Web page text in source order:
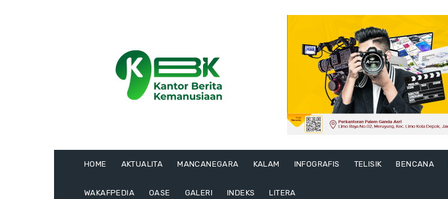
HOME AKTUALITA MANCANEGARA KALAM INFOGRAFIS TELISIK BENCANA
WAKAFPEDIA OASE GALERI INDEKS LITERA